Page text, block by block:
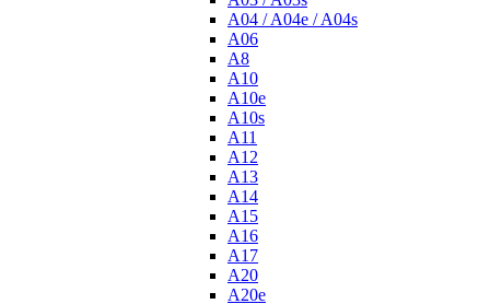
A04 / A04e / A04s
A06
A8
A10
A10e
A10s
A11
A12
A13
A14
A15
A16
A17
A20
A20e